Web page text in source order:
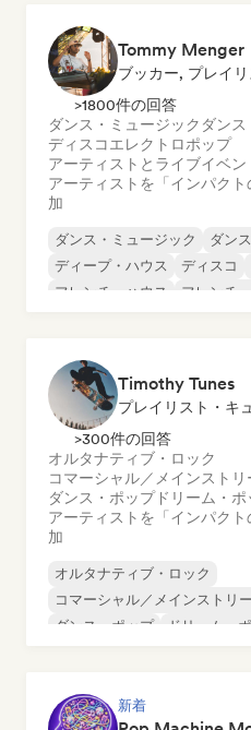
Tommy Menger
ブッカー, プレイ
>1800件の回答
ダンス・ミュージック ダン
ディスコエレクトロポップ
アーティストとライブイベ
アーティストを「インパク
加
ダンス・ミュージック
ダン
ディープ・ハウス
ディスコ
フレンチ・ハウス
フレンチ
Timothy Tunes
プレイリスト・キ
>300件の回答
オルタナティブ・ロック
コマーシャル／メインストリ
ダンス・ポップドリーム・ポ
アーティストを「インパク
加
オルタナティブ・ロック
コマーシャル／メインストリ
ダンス・ポップ
ドリーム・
新着